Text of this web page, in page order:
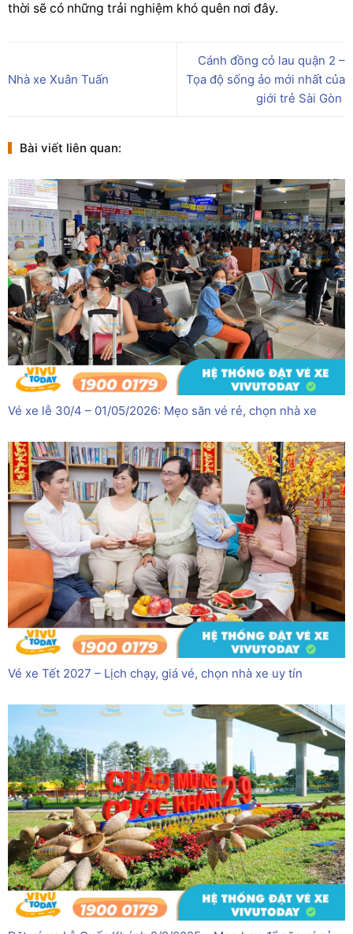
thời sẽ có những trải nghiệm khó quên nơi đây.
Nhà xe Xuân Tuấn
Cánh đồng cỏ lau quận 2 –
Tọa độ sống ảo mới nhất của
giới trẻ Sài Gòn
Bài viết liên quan:
Vé xe lễ 30/4 – 01/05/2026: Mẹo săn vé rẻ, chọn nhà xe
Vé xe Tết 2027 – Lịch chạy, giá vé, chọn nhà xe uy tín